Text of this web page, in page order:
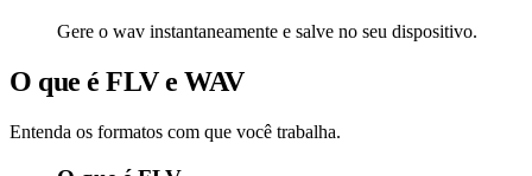
Gere o wav instantaneamente e salve no seu dispositivo.
O que é FLV e WAV
Entenda os formatos com que você trabalha.